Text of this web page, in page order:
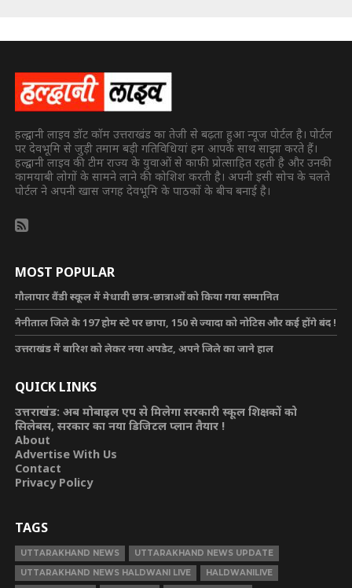
हल्द्वानी लाइव डॉट कॉम उत्तराखंड का तेजी से बढ़ता हुआ न्यूज पोर्टल है। पोर्टल
पर देवभूमि से जुड़ी तमाम बड़ी गतिविधियां हम आपके साथ साझा करते हैं।
हल्द्वानी लाइव की टीम राज्य के युवाओं से काफी प्रोत्साहित रहती है और उनकी
कामयाबी लोगों के सामने लाने की कोशिश करती है। अपनी इसी सोच के चलते
पोर्टल ने अपनी खास जगह देवभूमि के पाठकों के बीच बनाई है।
MOST POPULAR
गौलापार वैंडी स्कूल में मेधावी छात्र-छात्राओं को किया गया सम्मानित
नैनीताल जिले के 197 होम स्टे पर छापा, 150 से ज्यादा को नोटिस और कई होंगे बंद !
उत्तराखंड में बारिश को लेकर नया अपडेट, अपने जिले का जाने हाल
QUICK LINKS
उत्तराखंड: अब मोबाइल एप से मिलेगा सरकारी स्कूल शिक्षकों को
सिलेबस, सरकार का नया डिजिटल प्लान तैयार !
About
Advertise With Us
Contact
Privacy Policy
TAGS
UTTARAKHAND NEWS
UTTARAKHAND NEWS UPDATE
UTTARAKHAND NEWS HALDWANI LIVE
HALDWANILIVE